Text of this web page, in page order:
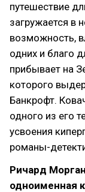
путешествие
загружается в
возможность,
одних и благо
прибывает на
которого
Банкрофт.
одного из его
усвоения
романы-
Ричард
одноименная